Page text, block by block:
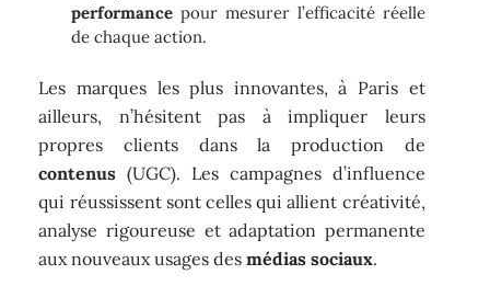
performance pour mesurer l’efficacité réelle
de chaque action.
Les marques les plus innovantes, à Paris et
ailleurs, n’hésitent pas à impliquer leurs
propres clients dans la production de
contenus (UGC). Les campagnes d’influence
qui réussissent sont celles qui allient créativité,
analyse rigoureuse et adaptation permanente
aux nouveaux usages desmédias sociaux.